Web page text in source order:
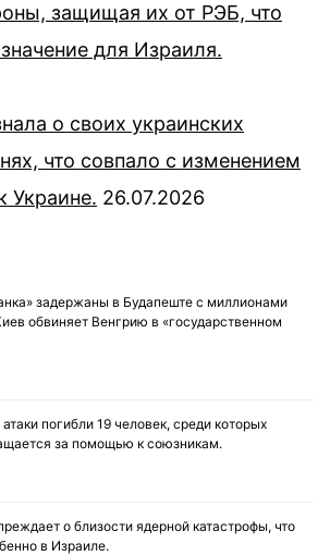
защищая их от РЭБ, что
для Израиля.
о своих украинских
что совпало с изменением
Украине. 26.07.2026
задержаны в Будапеште с миллионами
обвиняет Венгрию в «государственном
погибли 19 человек, среди которых
за помощью к союзникам.
о близости ядерной катастрофы, что
в Израиле.